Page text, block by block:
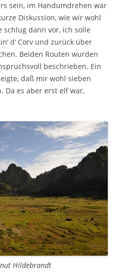
sein, im Handumdrehen war
Diskussion, wie wir wohl
dann vor, ich solle
d‘ Corv und zurück über
Beiden Routen wurden
beschrieben. Ein
daß mir wohl sieben
Da es aber erst elf war,
Hildebrandt